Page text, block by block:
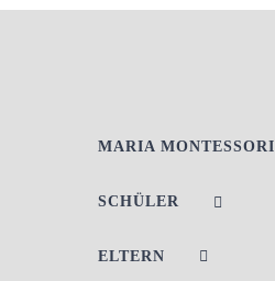
MARIA MONTESSORI
SCHÜLER
ELTERN